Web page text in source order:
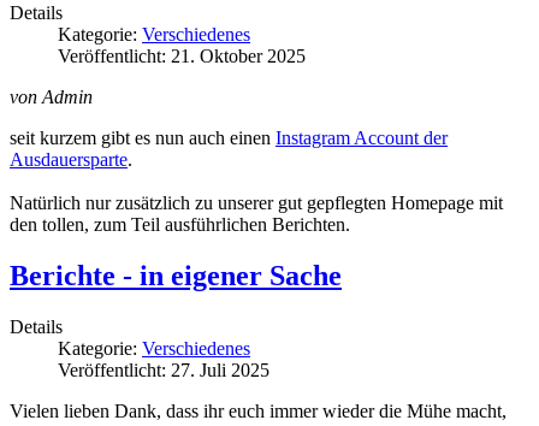
Details
Kategorie: Verschiedenes
Veröffentlicht: 21. Oktober 2025
von Admin
seit kurzem gibt es nun auch einen Instagram Account der
Ausdauersparte.
Natürlich nur zusätzlich zu unserer gut gepflegten Homepage mit
den tollen, zum Teil ausführlichen Berichten.
Berichte - in eigener Sache
Details
Kategorie: Verschiedenes
Veröffentlicht: 27. Juli 2025
Vielen lieben Dank, dass ihr euch immer wieder die Mühe macht,